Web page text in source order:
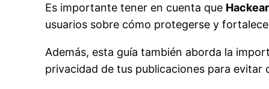
Es importante tener en cuenta que
usuarios sobre cómo protegerse y
Además, esta guía también aborda la
privacidad de tus publicaciones para